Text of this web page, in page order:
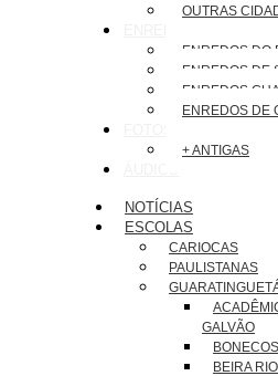
OUTRAS
ENREDOS DO
ENREDOS DE
ENREDOS
ENREDOS DE
+ ANTIGAS
NOTÍCIAS
ESCOLAS
CARIOCAS
PAULISTANAS
GALVÃO
BEIRA